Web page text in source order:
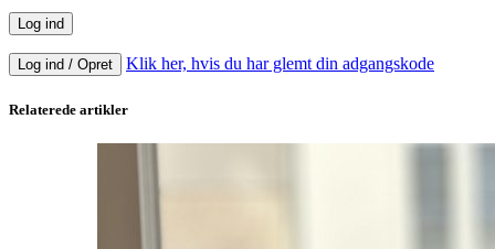
Log ind / Opret Klik her, hvis du har glemt din adgangskode
Relaterede artikler